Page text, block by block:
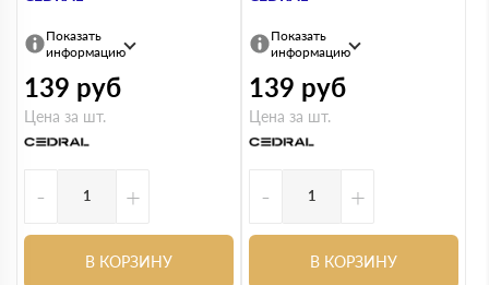
Показать
информацию
139 руб
Цена за шт.
- +
В КОРЗИНУ
Показать
информацию
139 руб
Цена за шт.
- +
В КОРЗИНУ